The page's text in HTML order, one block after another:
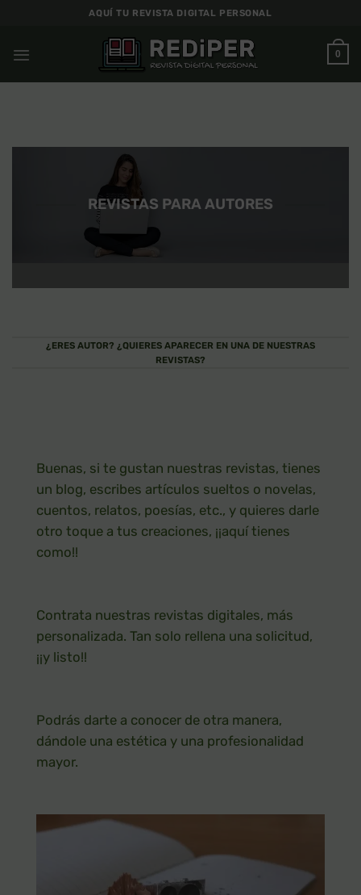
contenido
AQUÍ TU REVISTA DIGITAL PERSONAL
0
REVISTAS PARA AUTORES
¿ERES AUTOR? ¿QUIERES APARECER EN UNA DE NUESTRAS
REVISTAS?
Buenas, si te gustan nuestras revistas, tienes
un blog, escribes artículos sueltos o novelas,
cuentos, relatos, poesías, etc., y quieres darle
otro toque a tus creaciones, ¡¡aquí tienes
como!!
Contrata nuestras revistas digitales, más
personalizada. Tan solo rellena una solicitud,
¡¡y listo!!
Podrás darte a conocer de otra manera,
dándole una estética y una profesionalidad
mayor.